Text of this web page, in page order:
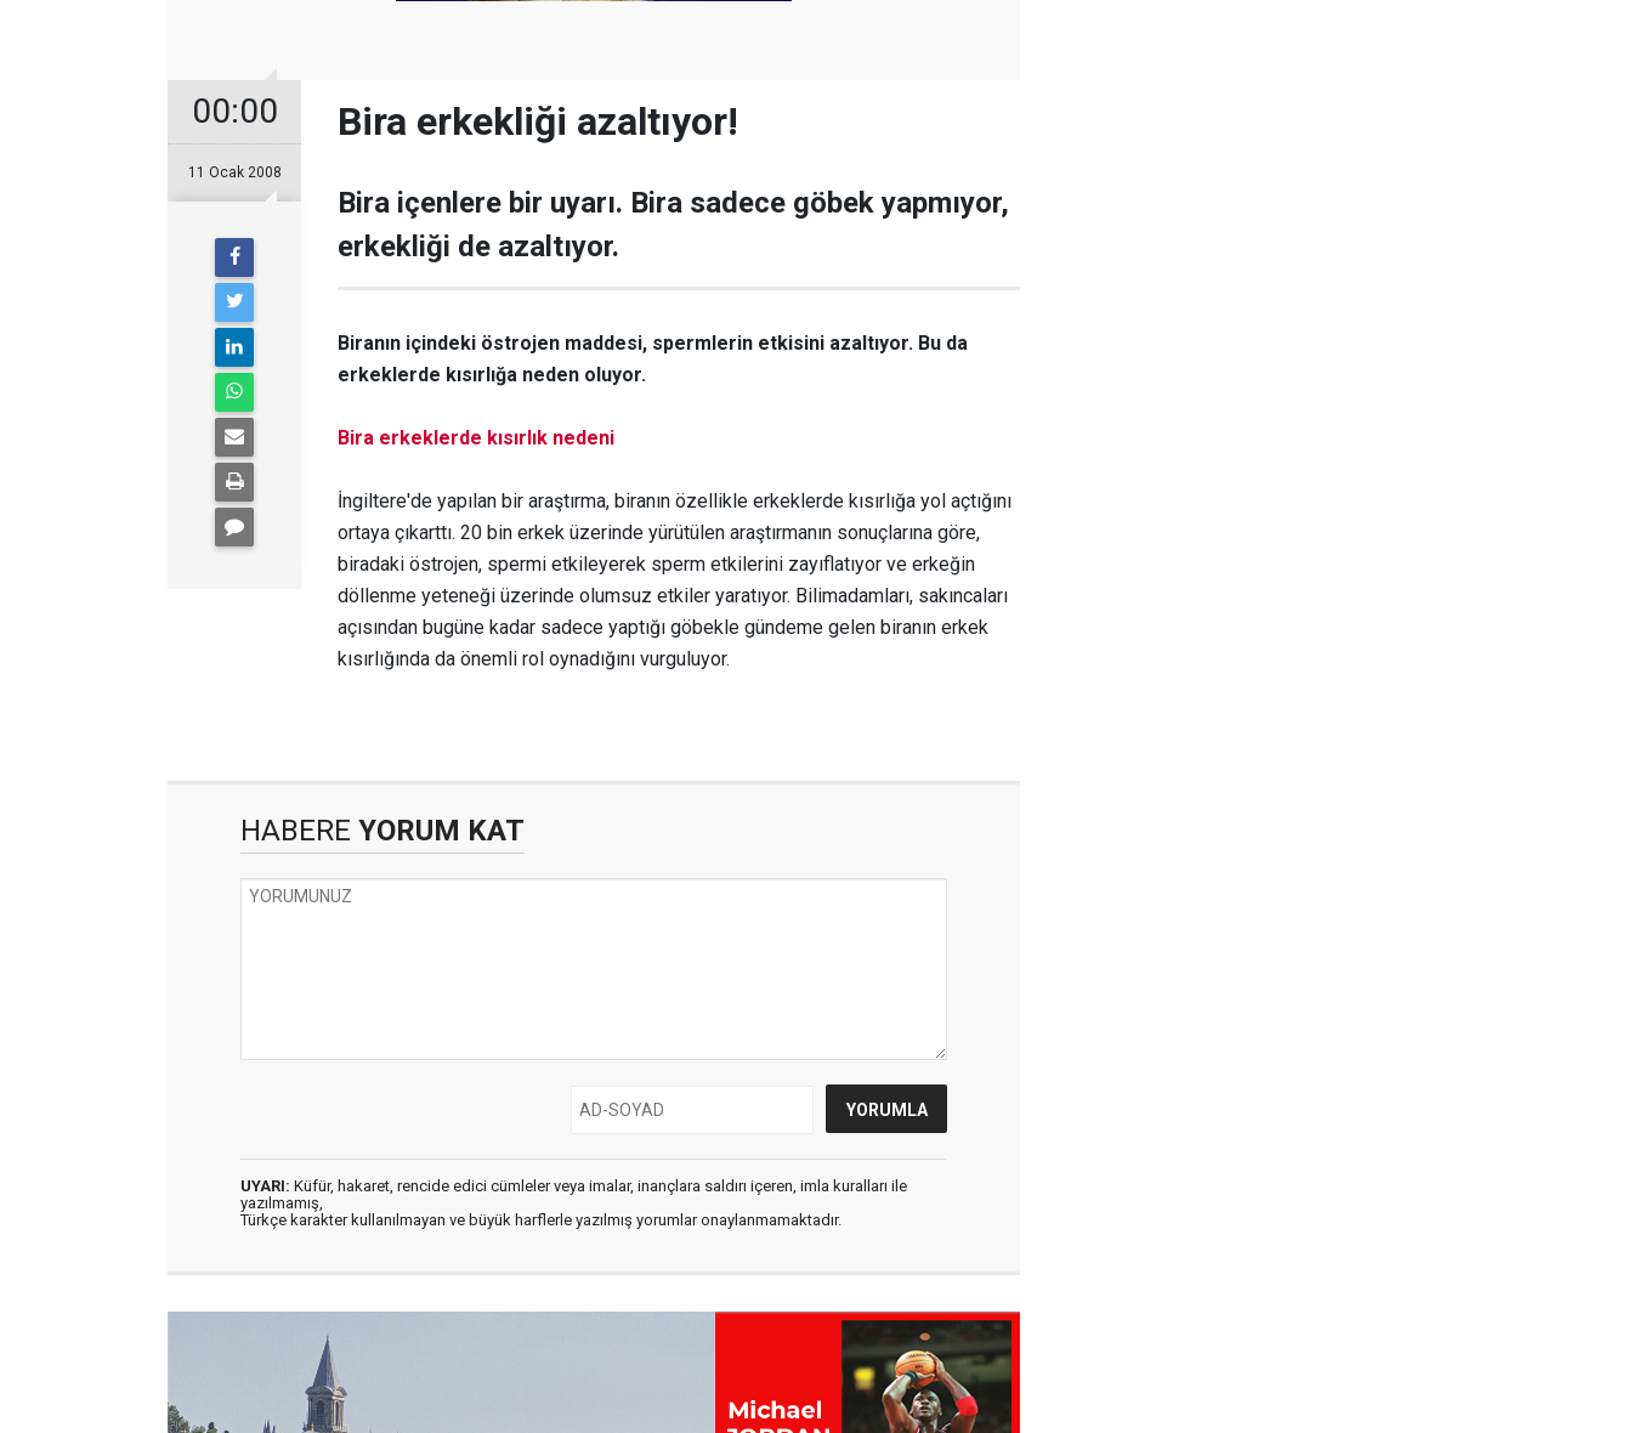
00:00
11 Ocak 2008
Bira erkekliği azaltıyor!
Bira içenlere bir uyarı. Bira sadece göbek yapmıyor,
erkekliği de azaltıyor.
Biranın içindeki östrojen maddesi, spermlerin etkisini azaltıyor. Bu da
erkeklerde kısırlığa neden oluyor.
Bira erkeklerde kısırlık nedeni
İngiltere'de yapılan bir araştırma, biranın özellikle erkeklerde kısırlığa yol açtığını
ortaya çıkarttı. 20 bin erkek üzerinde yürütülen araştırmanın sonuçlarına göre,
biradaki östrojen, spermi etkileyerek sperm etkilerini zayıflatıyor ve erkeğin
döllenme yeteneği üzerinde olumsuz etkiler yaratıyor. Bilimadamları, sakıncaları
açısından bugüne kadar sadece yaptığı göbekle gündeme gelen biranın erkek
kısırlığında da önemli rol oynadığını vurguluyor.
HABERE YORUM KAT
UYARI: Küfür, hakaret, rencide edici cümleler veya imalar, inançlara saldırı içeren, imla kuralları ile
yazılmamış,
Türkçe karakter kullanılmayan ve büyük harflerle yazılmış yorumlar onaylanmamaktadır.